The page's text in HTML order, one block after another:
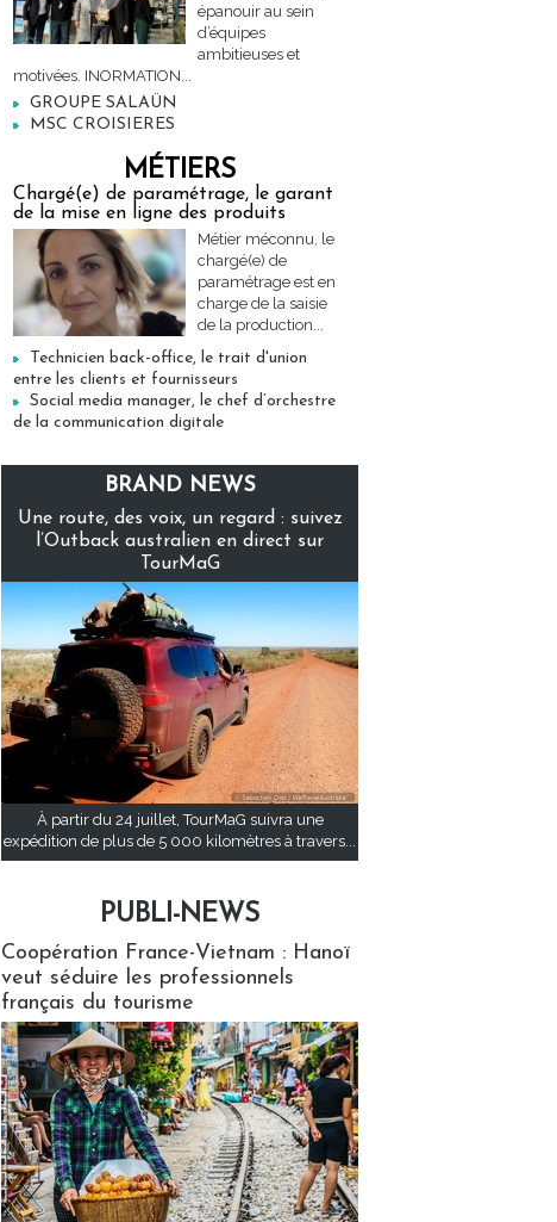
épanouir au sein
d’équipes
ambitieuses et
motivées. INORMATION...
GROUPE SALAÜN
MSC CROISIERES
MÉTIERS
Chargé(e) de paramétrage, le garant
de la mise en ligne des produits
Métier méconnu, le
chargé(e) de
paramétrage est en
charge de la saisie
de la production...
Technicien back-office, le trait d'union
entre les clients et fournisseurs
Social media manager, le chef d’orchestre
de la communication digitale
BRAND NEWS
Une route, des voix, un regard : suivez
l’Outback australien en direct sur
TourMaG
À partir du 24 juillet, TourMaG suivra une
expédition de plus de 5 000 kilomètres à travers...
PUBLI-NEWS
Coopération France-Vietnam : Hanoï
veut séduire les professionnels
français du tourisme